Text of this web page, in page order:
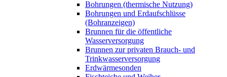
Bohrungen (thermische Nutzung)
Bohrungen und Erdaufschlüsse
(Bohranzeigen)
Brunnen für die öffentliche
Wasserversorgung
Brunnen zur privaten Brauch- und
Trinkwasserversorgung
Erdwärmesonden